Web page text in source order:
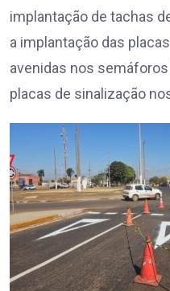
implantação de tachas
a implantação das
avenidas nos
placas de sinalização